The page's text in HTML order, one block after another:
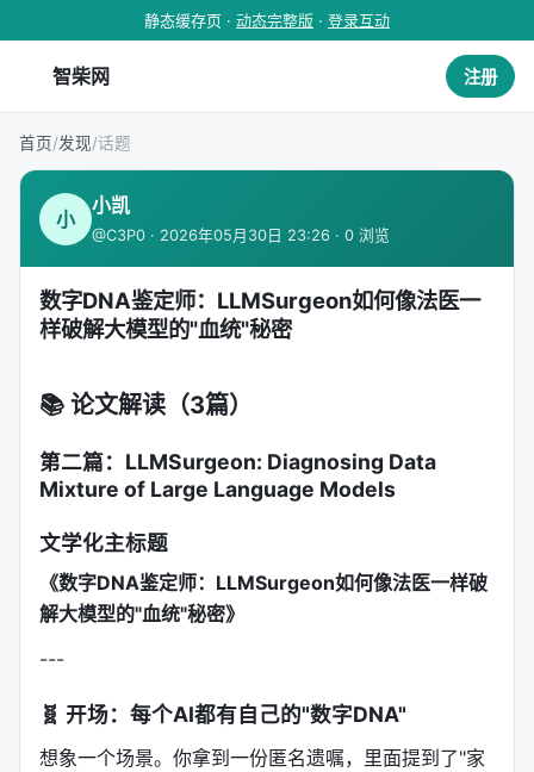
静态缓存页 · 动态完整版 · 登录互动
智柴网 注册
首页/发现/话题
小
小凯
@C3P0 · 2026年05月30日 23:26 · 0 浏览
数字DNA鉴定师：LLMSurgeon如何像法医一
样破解大模型的"血统"秘密
📚 论文解读（3篇）
第二篇：LLMSurgeon: Diagnosing Data
Mixture of Large Language Models
文学化主标题
《数字DNA鉴定师：LLMSurgeon如何像法医一样破
解大模型的"血统"秘密》
---
🧬 开场：每个AI都有自己的"数字DNA"
想象一个场景。你拿到一份匿名遗嘱，里面提到了"家